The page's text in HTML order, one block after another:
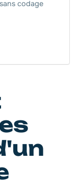
codage